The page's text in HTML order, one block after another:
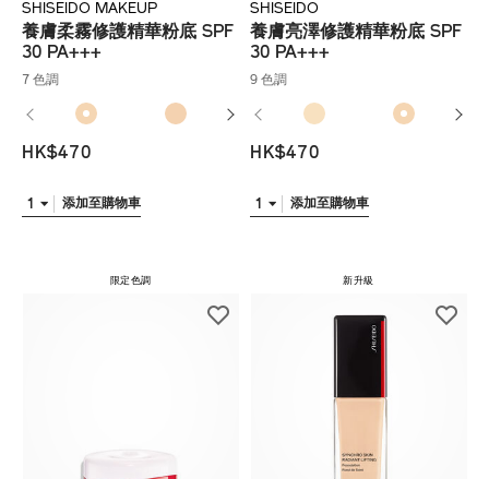
SHISEIDO MAKEUP
養膚柔霧修護精華粉底 SPF
30 PA+++
7 色調
HK$470
1 添加至購物車
SHISEIDO
養膚亮澤修護精華粉底 SPF
30 PA+++​
9 色調
HK$470
1 添加至購物車
限定色調 新升級